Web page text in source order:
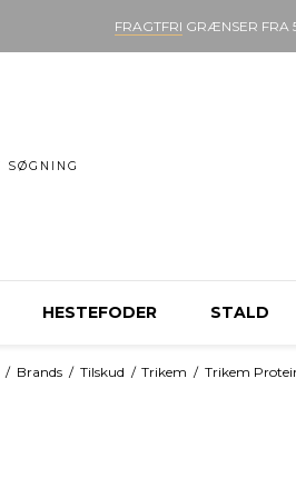
FRAGTFRI GRÆNSER FRA
HESTEFODER STALD
/ Brands / Tilskud / Trikem / Trikem